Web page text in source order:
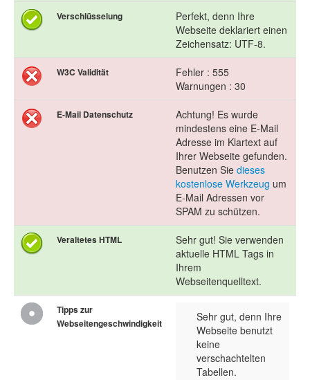
Verschlüsselung
Perfekt, denn Ihre
Webseite deklariert einen
Zeichensatz: UTF-8.
W3C Validität
Fehler : 555
Warnungen : 30
E-Mail Datenschutz
Achtung! Es wurde
mindestens eine E-Mail
Adresse im Klartext auf
Ihrer Webseite gefunden.
Benutzen Sie dieses
kostenlose Werkzeug um
E-Mail Adressen vor
SPAM zu schützen.
Veraltetes HTML
Sehr gut! Sie verwenden
aktuelle HTML Tags in
Ihrem
Webseitenquelltext.
Tipps zur
Webseitengeschwindigkeit
Sehr gut, denn Ihre
Webseite benutzt
keine
verschachtelten
Tabellen.